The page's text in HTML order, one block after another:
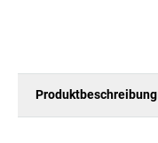
Produktbeschreibung